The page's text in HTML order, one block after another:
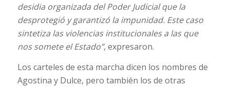
desidia organizada del Poder Judicial que la
desprotegió y garantizó la impunidad. Este caso
sintetiza las violencias institucionales a las que
nos somete el Estado”, expresaron.
Los carteles de esta marcha dicen los nombres de
Agostina y Dulce, pero también los de otras